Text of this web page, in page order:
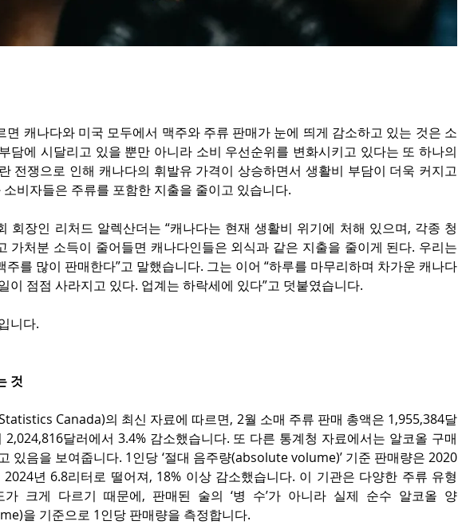
면 캐나다와 미국 모두에서 맥주와 주류 판매가 눈에 띄게 감소하고 있는 것은 소
담에 시달리고 있을 뿐만 아니라 소비 우선순위를 변화시키고 있다는 또 하나의
전쟁으로 인해 캐나다의 휘발유 가격이 상승하면서 생활비 부담이 더욱 커지고
소비자들은 주류를 포함한 지출을 줄이고 있습니다.
회장인 리처드 알렉산더는 “캐나다는 현재 생활비 위기에 처해 있으며, 각종 청
가처분 소득이 줄어들면 캐나다인들은 외식과 같은 지출을 줄이게 된다. 우리는
주를 많이 판매한다”고 말했습니다. 그는 이어 “하루를 마무리하며 차가운 캐나다
이 점점 사라지고 있다. 업계는 하락세에 있다”고 덧붙였습니다.
니다.
것
Canada)의 최신 자료에 따르면, 2월 소매 주류 판매 총액은 1,955,384달
2,024,816달러에서 3.4% 감소했습니다. 또 다른 통계청 자료에서는 알코올 구매
있음을 보여줍니다. 1인당 ‘절대 음주량(absolute volume)’ 기준 판매량은 2020
2024년 6.8리터로 떨어져, 18% 이상 감소했습니다. 이 기관은 다양한 주류 유형
가 크게 다르기 때문에, 판매된 술의 ‘병 수’가 아니라 실제 순수 알코올 양
을 기준으로 1인당 판매량을 측정합니다.